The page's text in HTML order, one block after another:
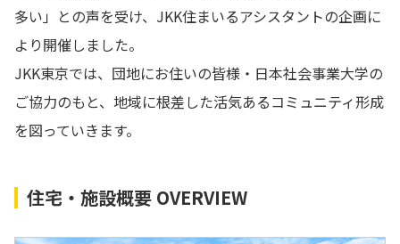
多い」との声を受け、JKK住まいるアシスタントの企画に
より開催しました。
JKK東京では、団地にお住いの皆様・日本社会事業大学の
ご協力のもと、地域に根差した活気あるコミュニティ形成
を図っていきます。
住宅・施設概要 OVERVIEW